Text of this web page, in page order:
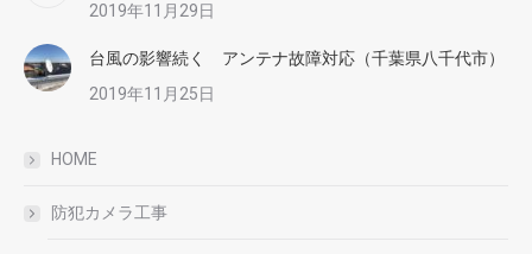
2019年11月29日
台風の影響続く アンテナ故障対応（千葉県八千代市）
2019年11月25日
HOME
防犯カメラ工事